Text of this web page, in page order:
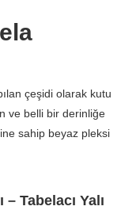
çeşidi olarak kutu
ve belli bir derinliğe
sahip beyaz pleksi
Tabelacı Yalı